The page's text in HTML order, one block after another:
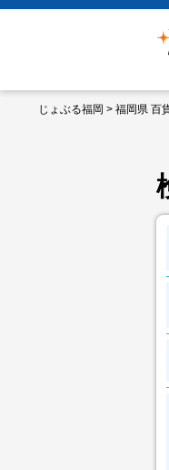
じょぶる福岡 > 福岡県 百